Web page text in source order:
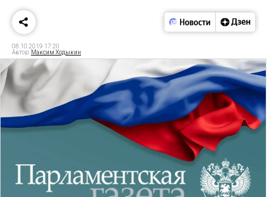
08.10.2019 17:20
Автор: Максим Ходыкин